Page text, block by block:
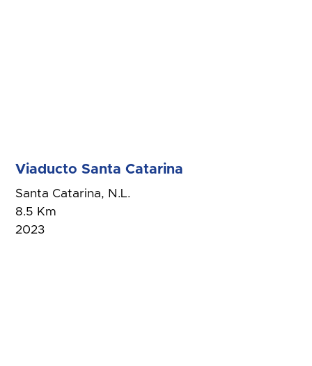
Viaducto Santa Catarina
Santa Catarina, N.L.
8.5 Km
2023